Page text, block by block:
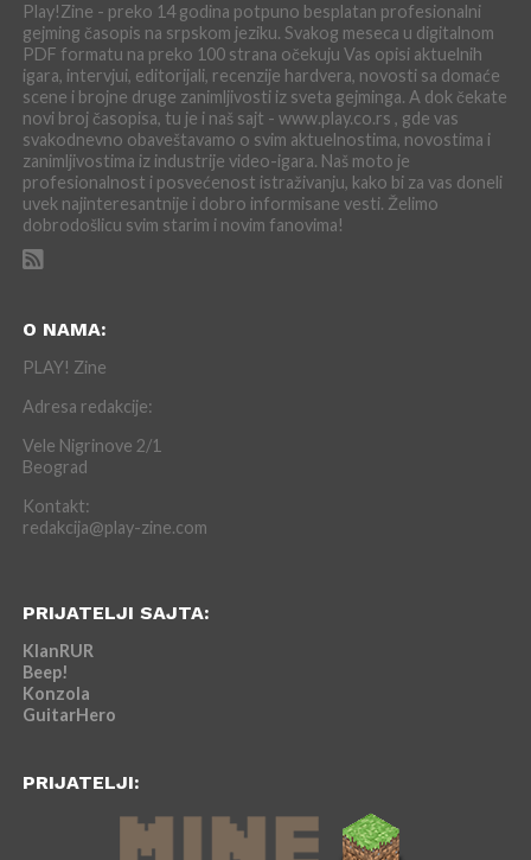
Play!Zine - preko 14 godina potpuno besplatan profesionalni
gejming časopis na srpskom jeziku. Svakog meseca u digitalnom
PDF formatu na preko 100 strana očekuju Vas opisi aktuelnih
igara, intervjui, editorijali, recenzije hardvera, novosti sa domaće
scene i brojne druge zanimljivosti iz sveta gejminga. A dok čekate
novi broj časopisa, tu je i naš sajt - www.play.co.rs , gde vas
svakodnevno obaveštavamo o svim aktuelnostima, novostima i
zanimljivostima iz industrije video-igara. Naš moto je
profesionalnost i posvećenost istraživanju, kako bi za vas doneli
uvek najinteresantnije i dobro informisane vesti. Želimo
dobrodošlicu svim starim i novim fanovima!
O NAMA:
PLAY! Zine
Adresa redakcije:
Vele Nigrinove 2/1
Beograd
Kontakt:
redakcija@play-zine.com
PRIJATELJI SAJTA:
KlanRUR
Beep!
Konzola
GuitarHero
PRIJATELJI: